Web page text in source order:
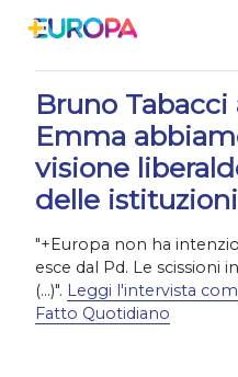
29/01/2019
Bruno Tabacci
Emma
visione
delle
"+Europa non ha
esce dal Pd. Le scissioni
(...)". Leggi l'intervista
Fatto Quotidiano